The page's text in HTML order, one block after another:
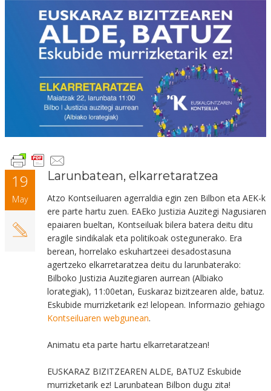
19
May
Larunbatean, elkarretaratzea
Atzo Kontseiluaren agerraldia egin zen Bilbon eta AEK-k
ere parte hartu zuen. EAEko Justizia Auzitegi Nagusiaren
epaiaren bueltan, Kontseiluak bilera batera deitu ditu
eragile sindikalak eta politikoak ostegunerako. Era
berean, horrelako eskuhartzeei desadostasuna
agertzeko elkarretaratzea deitu du larunbaterako:
Bilboko Justizia Auzitegiaren aurrean (Albiako
lorategiak), 11:00etan, Euskaraz bizitzearen alde, batuz.
Eskubide murrizketarik ez! lelopean. Informazio gehiago
Kontseiluaren webgunean.
Animatu eta parte hartu elkarretaratzean!
EUSKARAZ BIZITZEAREN ALDE, BATUZ Eskubide
murrizketarik ez! Larunbatean Bilbon dugu zita!